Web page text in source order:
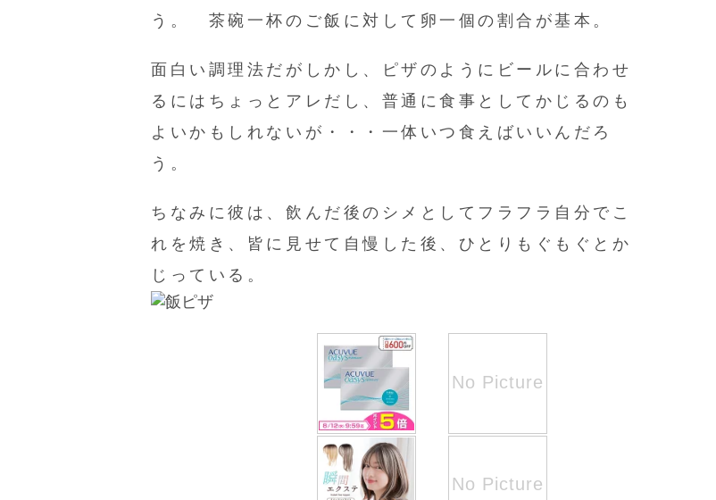
う。 茶碗一杯のご飯に対して卵一個の割合が基本。
面白い調理法だがしかし、ピザのようにビールに合わせ
るにはちょっとアレだし、普通に食事としてかじるのも
よいかもしれないが・・・一体いつ食えばいいんだろ
う。
ちなみに彼は、飲んだ後のシメとしてフラフラ自分でこ
れを焼き、皆に見せて自慢した後、ひとりもぐもぐとか
じっている。